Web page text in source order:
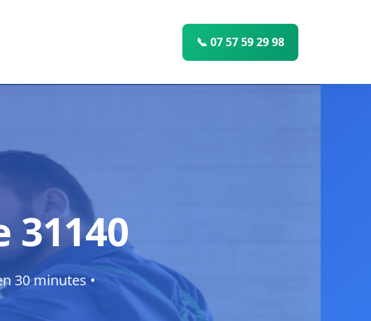
📞 07 57 59 29 98
30 minutes •